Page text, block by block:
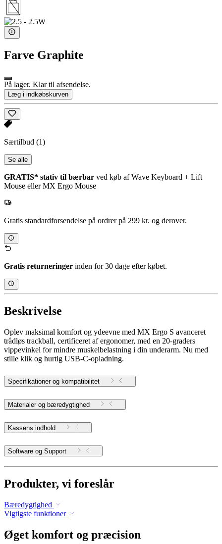
Farve Graphite
På lager. Klar til afsendelse.
Læg i indkøbskurven
Særtilbud (1)
Se alle
GRATIS* stativ til bærbar ved køb af Wave Keyboard + Lift
Mouse eller MX Ergo Mouse
Gratis standardforsendelse på ordrer på 299 kr. og derover.
Gratis returneringer inden for 30 dage efter købet.
Beskrivelse
Oplev maksimal komfort og ydeevne med MX Ergo S avanceret
trådløs trackball, certificeret af ergonomer, med en 20-graders
vippevinkel for mindre muskelbelastning i din underarm. Nu med
stille klik og hurtig USB-C-opladning.
Specifikationer og kompatibilitet
Materialer og bæredygtighed
Kassens indhold
Software og Support
Produkter, vi foreslår
Bæredygtighed
Vigtigste funktioner
Øget komfort og præcision